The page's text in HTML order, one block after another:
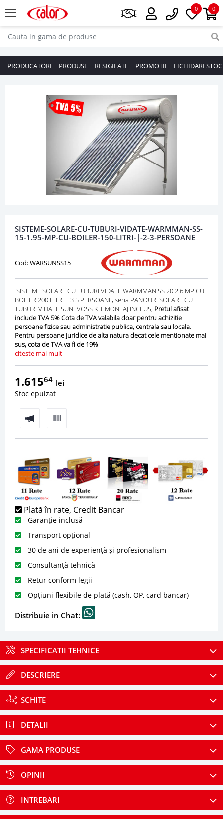
0
0
PRODUCATORI PRODUSE RESIGILATE PROMOTII LICHIDARI STOC
SISTEME-SOLARE-CU-TUBURI-VIDATE-WARMMAN-SS-
15-1.95-MP-CU-BOILER-150-LITRI-|-2-3-PERSOANE
Cod: WARSUNSS15
SISTEME SOLARE CU TUBURI VIDATE WARMMAN SS 20 2.6 MP CU
BOILER 200 LITRI | 3 5 PERSOANE, seria PANOURI SOLARE CU
TUBURI VIDATE SUNEVOSS KIT MONTAJ INCLUS, Pretul afisat
include TVA 5% Cota de TVA valabila doar pentru achizitie
persoane fizice sau administratie publica, centrala sau locala.
Pentru persoane juridice de alta natura decat cele mentionate mai
sus, cota de TVA va fi de 19%
citeste mai mult
1.61564 lei
Stoc epuizat
Plată în rate, Credit Bancar
Garanție inclusă
Transport opțional
30 de ani de experiență și profesionalism
Consultanță tehnică
Retur conform legii
Opțiuni flexibile de plată (cash, OP, card bancar)
Distribuie in Chat:
SPECIFICATII TEHNICE
DESCRIERE
SCHITE
DETALII
GAMA PRODUSE
OPINII
INTREBARI